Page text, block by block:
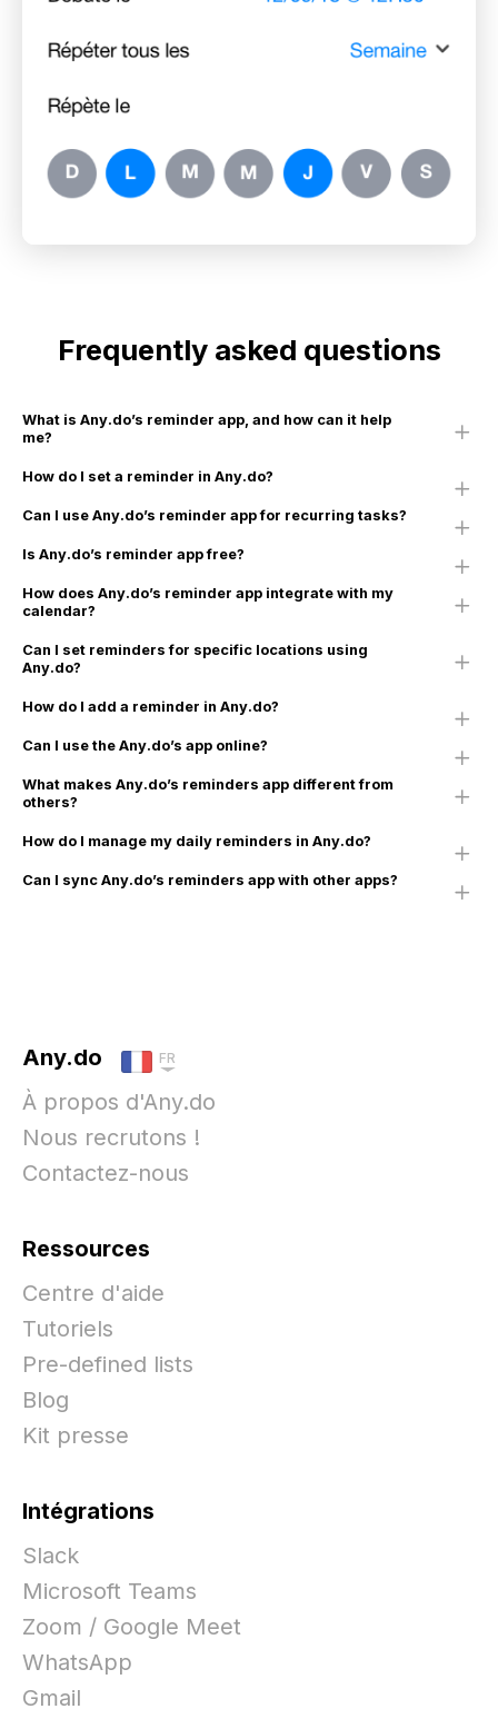
Frequently asked questions
What is Any.do’s reminder app, and how can it help
me?
How do I set a reminder in Any.do?
Can I use Any.do’s reminder app for recurring tasks?
Is Any.do’s reminder app free?
How does Any.do’s reminder app integrate with my
calendar?
Can I set reminders for specific locations using
Any.do?
How do I add a reminder in Any.do?
Can I use the Any.do’s app online?
What makes Any.do’s reminders app different from
others?
How do I manage my daily reminders in Any.do?
Can I sync Any.do’s reminders app with other apps?
Any.do FR
À propos d'Any.do
Nous recrutons !
Contactez-nous
Ressources
Centre d'aide
Tutoriels
Pre-defined lists
Blog
Kit presse
Intégrations
Slack
Microsoft Teams
Zoom / Google Meet
WhatsApp
Gmail